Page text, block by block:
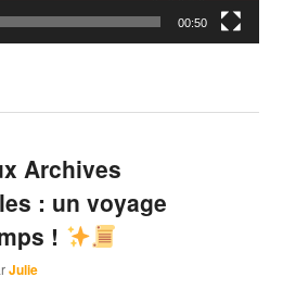
00:50
Archives
: un voyage
!
Julie